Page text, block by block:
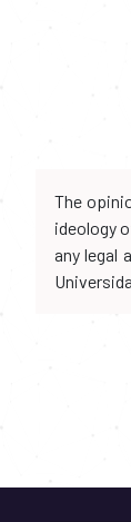
The
ideology
any legal